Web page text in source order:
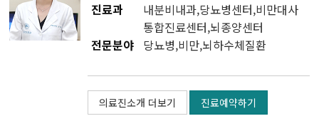
진료과 내분비내과,당뇨병센터,비만대사
통합진료센터,뇌종양센터
전문분야 당뇨병,비만,뇌하수체질환
의료진소개 더보기 진료예약하기